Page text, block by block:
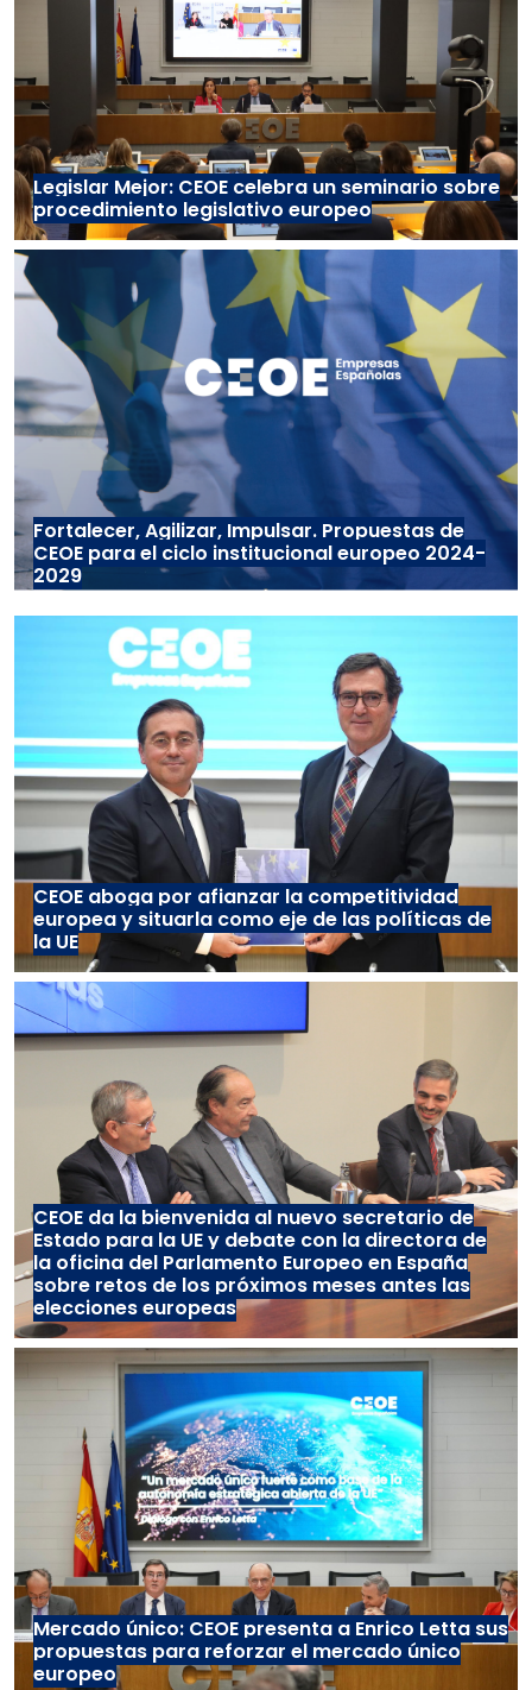
Legislar Mejor: CEOE celebra un seminario sobre
procedimiento legislativo europeo
Fortalecer, Agilizar, Impulsar. Propuestas de
CEOE para el ciclo institucional europeo 2024-
2029
CEOE aboga por afianzar la competitividad
europea y situarla como eje de las políticas de
la UE
CEOE da la bienvenida al nuevo secretario de
Estado para la UE y debate con la directora de
la oficina del Parlamento Europeo en España
sobre retos de los próximos meses antes las
elecciones europeas
Mercado único: CEOE presenta a Enrico Letta sus
propuestas para reforzar el mercado único
europeo